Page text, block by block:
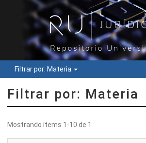
Filtrar por: Materia
Filtrar por: Materia
Mostrando ítems 1-10 de 1